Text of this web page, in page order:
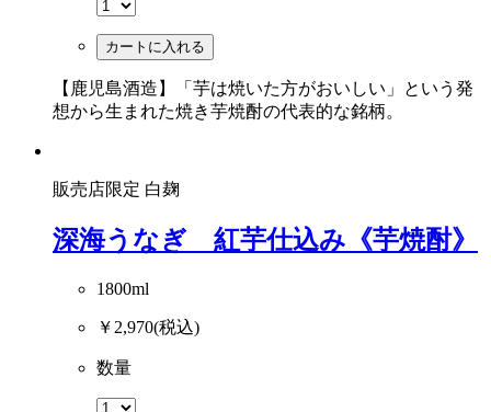
カートに入れる
【鹿児島酒造】「芋は焼いた方がおいしい」という発
想から生まれた焼き芋焼酎の代表的な銘柄。
販売店限定 白麹
深海うなぎ 紅芋仕込み《芋焼酎》
1800ml
￥2,970(税込)
数量